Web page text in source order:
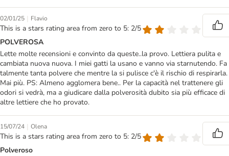
02/01/25 | Flavio
This is a stars rating area from zero to 5: 2/5
POLVEROSA
Lette molte recensioni e convinto da queste..la provo. Lettiera pulita e
cambiata nuova nuova. I miei gatti la usano e vanno via starnutendo. Fa
talmente tanta polvere che mentre la si pulisce c'è il rischio di respirarla.
Mai più. PS: Almeno agglomera bene.. Per la capacità nel trattenere gli
odori si vedrà, ma a giudicare dalla polverosità dubito sia più efficace di
altre lettiere che ho provato.
15/07/24 | Olena
This is a stars rating area from zero to 5: 2/5
Polveroso